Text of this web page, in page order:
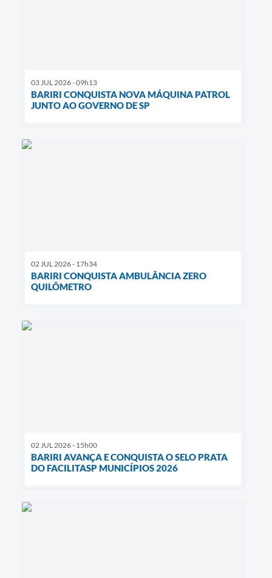
03 JUL 2026 - 09h13
BARIRI CONQUISTA NOVA MÁQUINA PATROL
JUNTO AO GOVERNO DE SP
02 JUL 2026 - 17h34
BARIRI CONQUISTA AMBULÂNCIA ZERO
QUILÔMETRO
02 JUL 2026 - 15h00
BARIRI AVANÇA E CONQUISTA O SELO PRATA
DO FACILITASP MUNICÍPIOS 2026